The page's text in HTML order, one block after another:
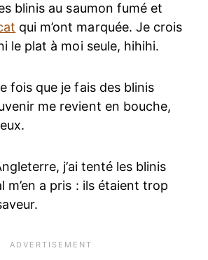
blinis au saumon fumé et
qui m’ont marquée. Je crois
le plat à moi seule, hihihi.
fois que je fais des blinis
me revient en bouche,
j’ai tenté les blinis
m’en a pris : ils étaient trop